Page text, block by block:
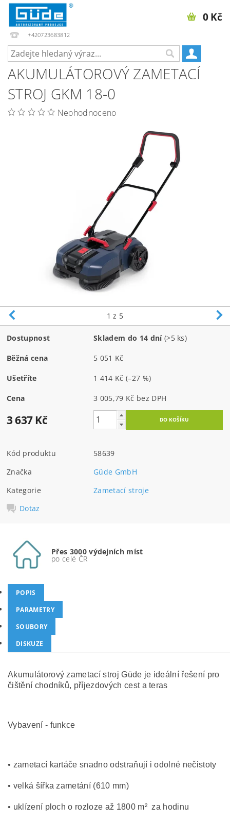
+420723683812
0 Kč
AKUMULÁTOROVÝ ZAMETACÍ
STROJ GKM 18-0
Neohodnoceno
1 z 5
Dostupnost Skladem do 14 dní (>5 ks)
Běžná cena 5 051 Kč
Ušetříte 1 414 Kč (–27 %)
Cena 3 005,79 Kč bez DPH
3 637 Kč
Kód produktu
58639
Značka
Güde GmbH
Kategorie
Zametací stroje
Dotaz
Přes 3000 výdejních míst
po celé ČR
POPIS
PARAMETRY
SOUBORY
DISKUZE
Akumulátorový zametací stroj Güde je ideální řešení pro
čištění chodníků, příjezdových cest a teras
Vybavení - funkce
• zametací kartáče snadno odstraňují i odolné nečistoty
• velká šířka zametání (610 mm)
• uklízení ploch o rozloze až 1800 m² za hodinu